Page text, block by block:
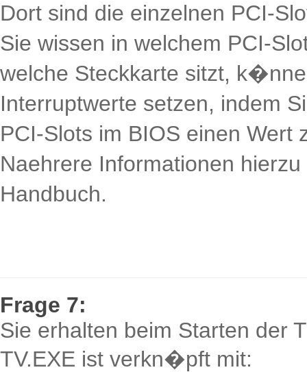
Dort sind die einzelnen PCI-
Sie wissen in welchem PCI-
welche Steckkarte sitzt,
Interruptwerte setzen, indem
PCI-Slots im BIOS einen Wert
Naehrere Informationen
Handbuch.
Frage 7:
Sie erhalten beim Starten der
TV.EXE ist verkn�pft mit: